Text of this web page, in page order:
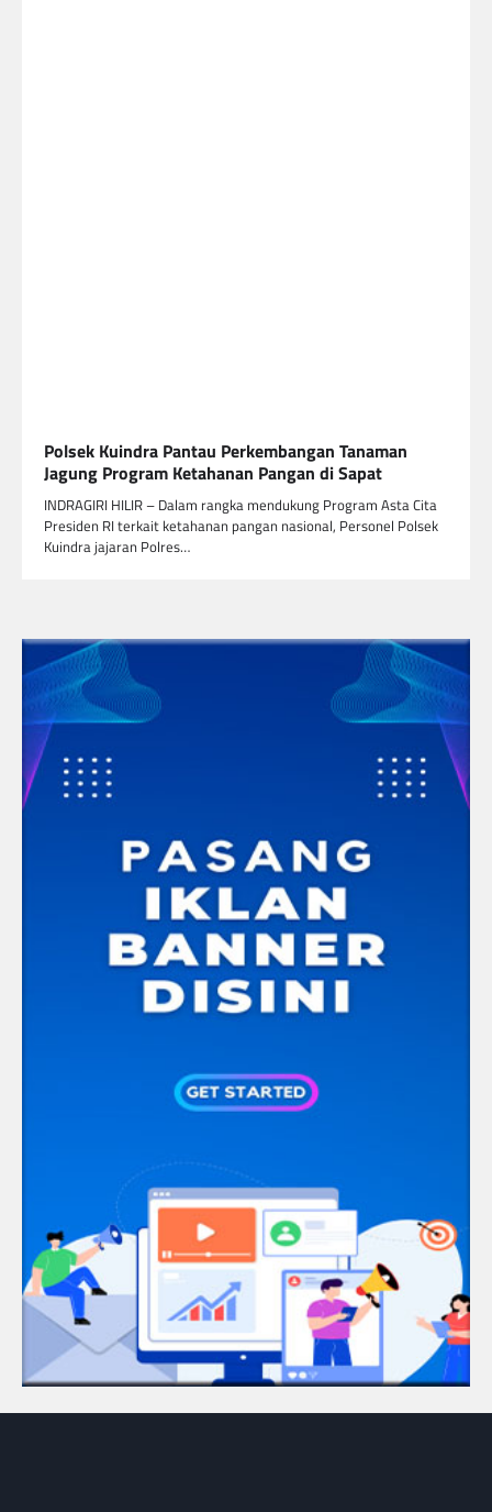
Polsek Kuindra Pantau Perkembangan Tanaman
Jagung Program Ketahanan Pangan di Sapat
INDRAGIRI HILIR – Dalam rangka mendukung Program Asta Cita
Presiden RI terkait ketahanan pangan nasional, Personel Polsek
Kuindra jajaran Polres…